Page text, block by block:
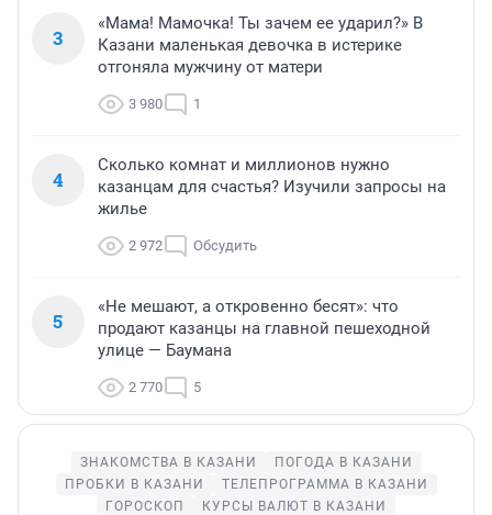
3
«Мама! Мамочка! Ты зачем ее ударил?» В
Казани маленькая девочка в истерике
отгоняла мужчину от матери
3 980 1
4
Сколько комнат и миллионов нужно
казанцам для счастья? Изучили запросы на
жилье
2 972 Обсудить
5
«Не мешают, а откровенно бесят»: что
продают казанцы на главной пешеходной
улице — Баумана
2 770 5
ЗНАКОМСТВА В КАЗАНИ
ПОГОДА В КАЗАНИ
ПРОБКИ В КАЗАНИ
ТЕЛЕПРОГРАММА В КАЗАНИ
ГОРОСКОП
КУРСЫ ВАЛЮТ В КАЗАНИ